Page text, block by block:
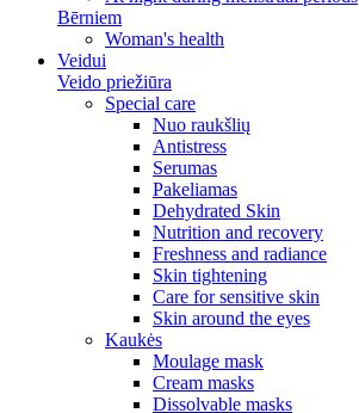
Bērniem
Woman's health
Veidui
Veido priežiūra
Special care
Nuo raukšlių
Antistress
Serumas
Pakeliamas
Dehydrated Skin
Nutrition and recovery
Freshness and radiance
Skin tightening
Care for sensitive skin
Skin around the eyes
Kaukės
Moulage mask
Cream masks
Dissolvable masks